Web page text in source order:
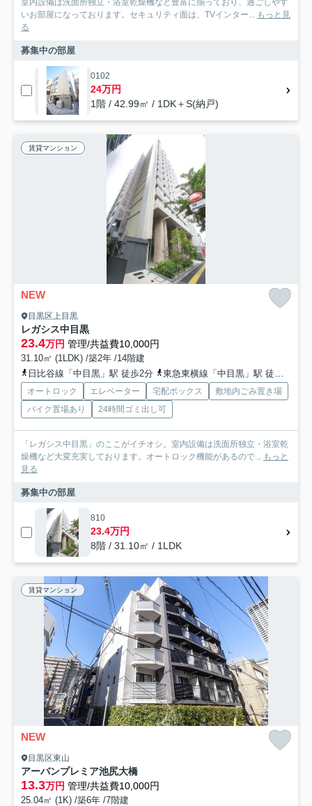
室内設備は洗面所独立・浴室乾燥機など豊富に揃っており、過ごしやす
いお部屋になっております。セキュリティ面は、TVインター... もっと見
る
募集中の部屋
0102
24万円
1階 / 42.99㎡ / 1DK＋S(納戸)
賃貸マンション
NEW
目黒区上目黒
レガシス中目黒
23.4万円 管理/共益費10,000円
31.10㎡ (1LDK) /築2年 /14階建
日比谷線「中目黒」駅 徒歩2分
東急東横線「中目黒」駅 徒歩2分
オートロック エレベーター 宅配ボックス
敷地内ごみ置き場
バイク置場あり
24時間ゴミ出し可
「レガシス中目黒」のここがイチオシ。室内設備は洗面所独立・浴室乾
燥機など大変充実しております。オートロック機能があるので... もっと
見る
募集中の部屋
810
23.4万円
8階 / 31.10㎡ / 1LDK
賃貸マンション
NEW
目黒区東山
アーバンプレミア池尻大橋
13.3万円 管理/共益費10,000円
25.04㎡ (1K) /築6年 /7階建